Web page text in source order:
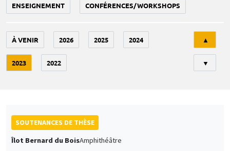
ENSEIGNEMENT CONFÉRENCES/WORKSHOPS
À VENIR 2026 2025 2024
2023 2022
▲
▼
SOUTENANCES DE THÈSE
Îlot Bernard du BoisAmphithéâtre